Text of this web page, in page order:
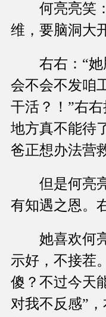
何亮亮笑：
维，要脑洞大
右右：“她
会不会不发咱
干活？！”右
地方真不能待
爸正想办法营
但是何亮亮
有知遇之恩。
她喜欢何亮
示好，不接茬
傻？不过今天
对我不反感”